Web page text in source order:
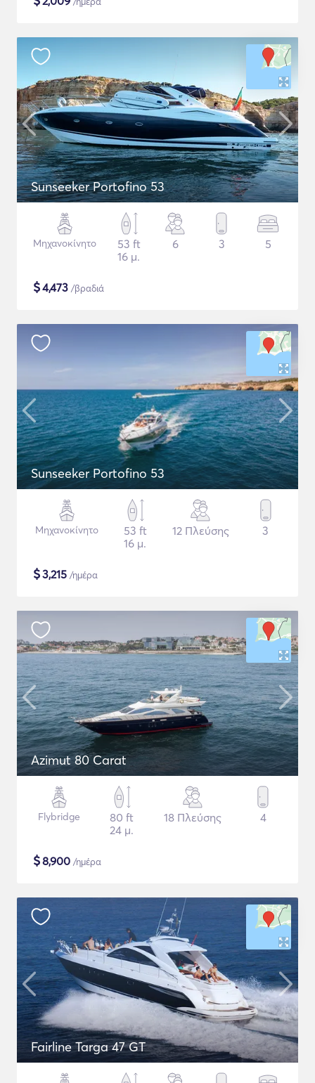
Sunseeker Portofino 53
Μηχανοκίνητο
53 ft
16 μ.
6 3 5
$4,473 /βραδιά
Sunseeker Portofino 53
Μηχανοκίνητο
53 ft
16 μ.
12 Πλεύσης 3
$3,215 /ημέρα
Azimut 80 Carat
Flybridge
80 ft
24 μ.
18 Πλεύσης 4
$8,900 /ημέρα
Fairline Targa 47 GT